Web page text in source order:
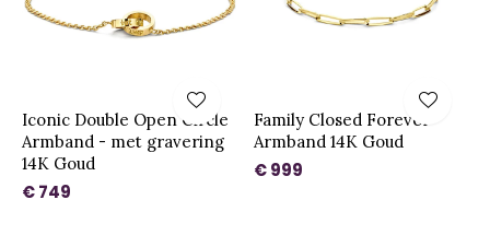
Iconic Double Open Circle
Armband - met gravering
14K Goud
€ 749
Family Closed Forever
Armband 14K Goud
€ 999